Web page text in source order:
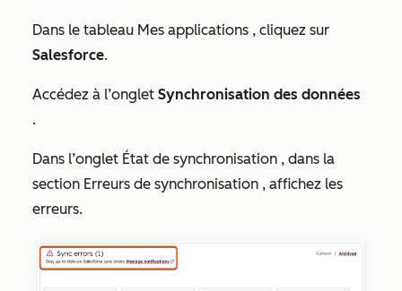
Dans le tableau Mes applications , cliquez sur
Salesforce.
Accédez à l’onglet Synchronisation des données
.
Dans l’onglet État de synchronisation , dans la
section Erreurs de synchronisation , affichez les
erreurs.